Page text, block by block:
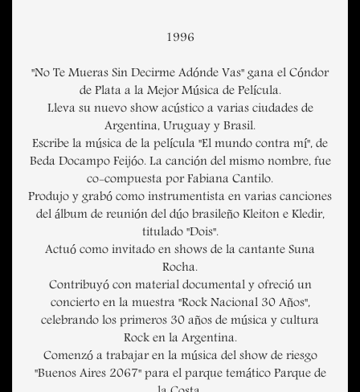
1996
"No Te Mueras Sin Decirme Adónde Vas" gana el Cóndor
de Plata a la Mejor Música de Película.
Lleva su nuevo show acústico a varias ciudades de
Argentina, Uruguay y Brasil.
Escribe la música de la película "El mundo contra mí", de
Beda Docampo Feijóo. La canción del mismo nombre, fue
co-compuesta por Fabiana Cantilo.
Produjo y grabó como instrumentista en varias canciones
del álbum de reunión del dúo brasileño Kleiton e Kledir,
titulado "Dois".
Actuó como invitado en shows de la cantante Suna
Rocha.
Contribuyó con material documental y ofreció un
concierto en la muestra "Rock Nacional 30 Años",
celebrando los primeros 30 años de música y cultura
Rock en la Argentina.
Comenzó a trabajar en la música del show de riesgo
"Buenos Aires 2067" para el parque temático Parque de